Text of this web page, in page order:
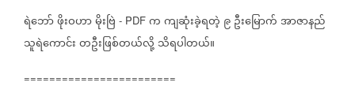
ရဲဘော်ဖိုးဝဟာမိုးဗြဲ - PDF ကကျဆုံးခဲ့ရတဲ့ ၉ဦးမြောက်အာဇာနည်
သူရဲကောင်းတဦးဖြစ်တယ်လို့သိရပါတယ်။
========================